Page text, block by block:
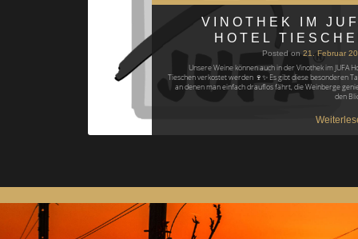
VINOTHEK IM
HOTEL
Posted on 21. Februar
Unsere Weine können auch in der Vinothek im JUFA
Tieschen verkostet werden 🍷✨ Es gibt diese besonderen
an denen man einfach drauflos fährt, die Weinberge
den